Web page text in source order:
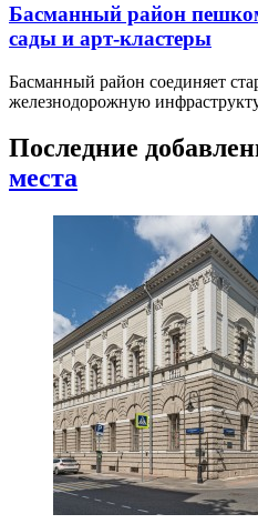
Басманный район
сады и арт-кластеры
Басманный район соединяет
железнодорожную
Последние
места